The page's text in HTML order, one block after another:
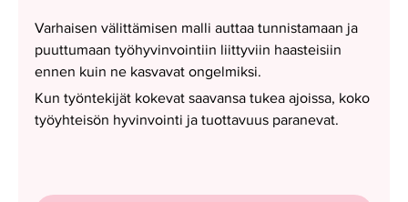
Varhaisen välittämisen malli auttaa tunnistamaan ja
puuttumaan työhyvinvointiin liittyviin haasteisiin
ennen kuin ne kasvavat ongelmiksi.
Kun työntekijät kokevat saavansa tukea ajoissa, koko
työyhteisön hyvinvointi ja tuottavuus paranevat.